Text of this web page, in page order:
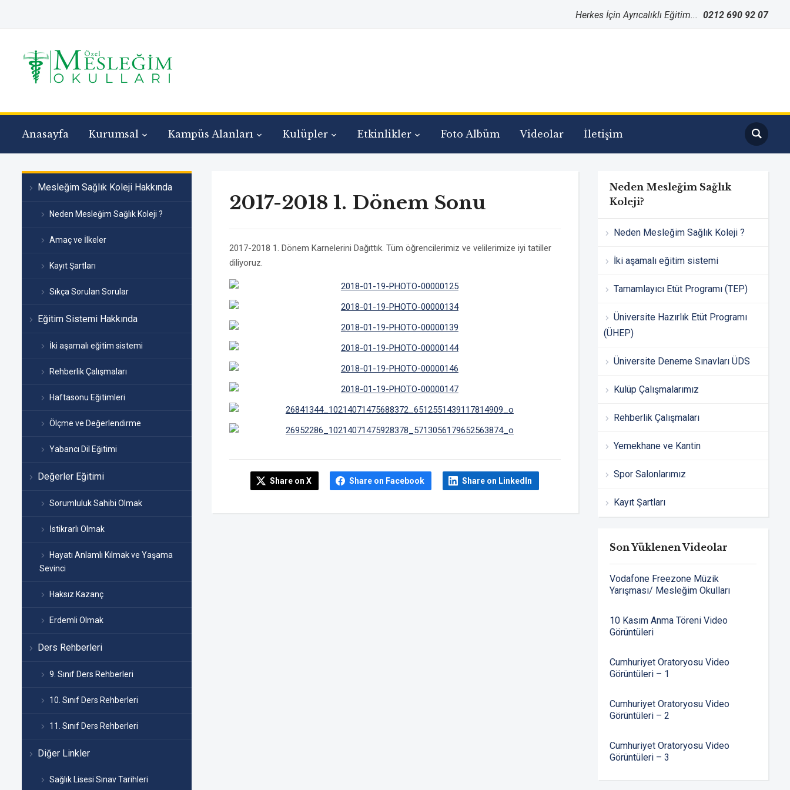
Herkes İçin Ayrıcalıklı Eğitim... 0212 690 92 07
Anasayfa Kurumsal Kampüs Alanları Kulüpler Etkinlikler Foto Albüm Videolar İletişim
Mesleğim Sağlık Koleji Hakkında
Neden Mesleğim Sağlık Koleji ?
Amaç ve İlkeler
Kayıt Şartları
Sıkça Sorulan Sorular
Eğitim Sistemi Hakkında
İki aşamalı eğitim sistemi
Rehberlik Çalışmaları
Haftasonu Eğitimleri
Ölçme ve Değerlendirme
Yabancı Dil Eğitimi
Değerler Eğitimi
Sorumluluk Sahibi Olmak
İstikrarlı Olmak
Hayatı Anlamlı Kılmak ve Yaşama
Sevinci
Haksız Kazanç
Erdemli Olmak
Ders Rehberleri
9. Sınıf Ders Rehberleri
10. Sınıf Ders Rehberleri
11. Sınıf Ders Rehberleri
Diğer Linkler
Sağlık Lisesi Sınav Tarihleri
2017-2018 1. Dönem Sonu
2017-2018 1. Dönem Karnelerini Dağıttık. Tüm öğrencilerimiz ve velilerimize iyi tatiller
diliyoruz.
Share on X Share on Facebook Share on LinkedIn
Neden Mesleğim Sağlık
Koleji?
Neden Mesleğim Sağlık Koleji ?
İki aşamalı eğitim sistemi
Tamamlayıcı Etüt Programı (TEP)
Üniversite Hazırlık Etüt Programı
(ÜHEP)
Üniversite Deneme Sınavları ÜDS
Kulüp Çalışmalarımız
Rehberlik Çalışmaları
Yemekhane ve Kantin
Spor Salonlarımız
Kayıt Şartları
Son Yüklenen Videolar
Vodafone Freezone Müzik
Yarışması/ Mesleğim Okulları
10 Kasım Anma Töreni Video
Görüntüleri
Cumhuriyet Oratoryosu Video
Görüntüleri – 1
Cumhuriyet Oratoryosu Video
Görüntüleri – 2
Cumhuriyet Oratoryosu Video
Görüntüleri – 3